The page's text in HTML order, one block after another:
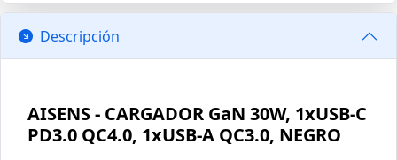
Descripción
AISENS - CARGADOR GaN 30W, 1xUSB-C
PD3.0 QC4.0, 1xUSB-A QC3.0, NEGRO